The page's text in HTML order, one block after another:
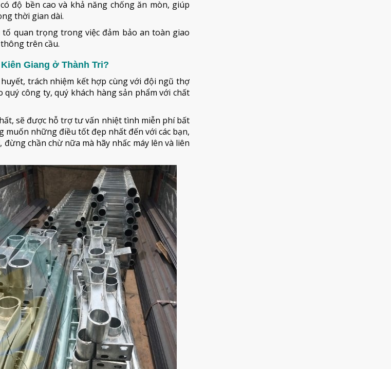
độ bền cao và khả năng chống ăn mòn, giúp
thời gian dài.
quan trọng trong việc đảm bảo an toàn giao
trên cầu.
Giang ở Thành Tri?
trách nhiệm kết hợp cùng với đội ngũ thợ
công ty, quý khách hàng sản phẩm với chất
sẽ được hỗ trợ tư vấn nhiệt tình miễn phí bất
muốn những điều tốt đẹp nhất đến với các bạn,
chần chừ nữa mà hãy nhấc máy lên và liên